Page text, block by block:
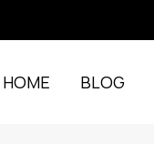
BLOG